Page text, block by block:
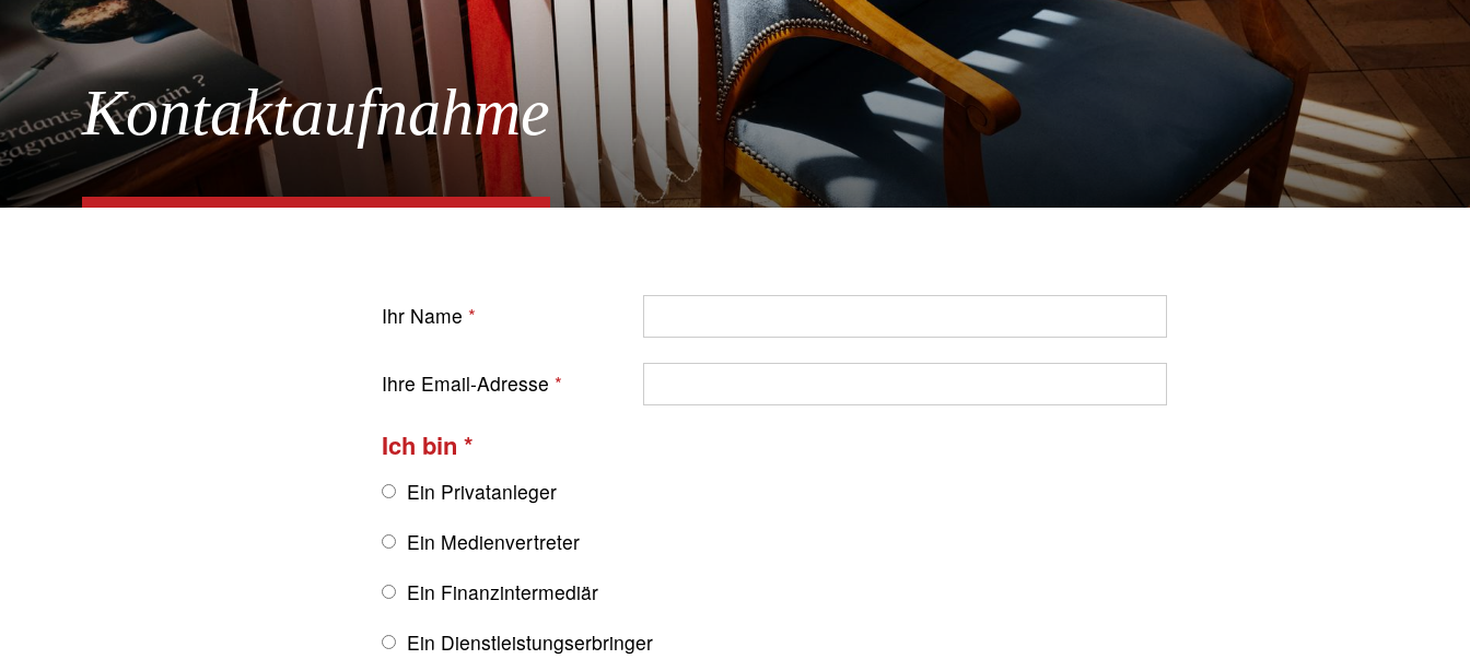
Kontaktaufnahme
Ihr Name
Ihre Email-Adresse
Ich bin
Ein Privatanleger
Ein Medienvertreter
Ein Finanzintermediär
Ein Dienstleistungserbringer